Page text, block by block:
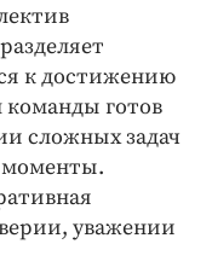
к достижению
готов
сложных задач
моменты.
уважении